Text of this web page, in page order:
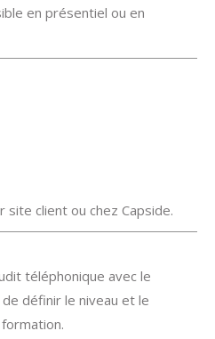
en présentiel ou en
site client ou chez Capside.
téléphonique avec le
définir le niveau et le